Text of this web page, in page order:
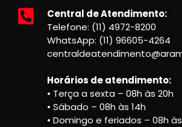
Central de Atendimento:
Telefone: (11) 4972-8200
WhatsApp: (11) 96605-4264
Horários de atendimento:
• Terça a sexta – 08h às 20h
• Sábado – 08h às 14h
• Domingo e feriados – 08h às